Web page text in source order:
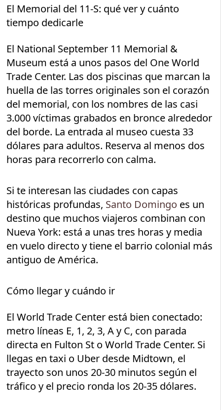
El Memorial del 11-S: qué ver y cuánto
tiempo dedicarle
El National September 11 Memorial &
Museum está a unos pasos del One World
Trade Center. Las dos piscinas que marcan la
huella de las torres originales son el corazón
del memorial, con los nombres de las casi
3.000 víctimas grabados en bronce alrededor
del borde. La entrada al museo cuesta 33
dólares para adultos. Reserva al menos dos
horas para recorrerlo con calma.
Si te interesan las ciudades con capas
históricas profundas, Santo Domingo es un
destino que muchos viajeros combinan con
Nueva York: está a unas tres horas y media
en vuelo directo y tiene el barrio colonial más
antiguo de América.
Cómo llegar y cuándo ir
El World Trade Center está bien conectado:
metro líneas E, 1, 2, 3, A y C, con parada
directa en Fulton St o World Trade Center. Si
llegas en taxi o Uber desde Midtown, el
trayecto son unos 20-30 minutos según el
tráfico y el precio ronda los 20-35 dólares.